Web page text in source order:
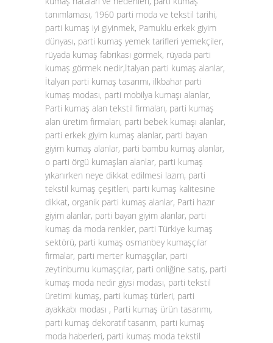
tanımlaması, 1960 parti moda ve tekstil tarihi,
parti kumaş iyi giyinmek, Pamuklu erkek giyim
dünyası, parti kumaş yemek tarifleri yemekçiler,
rüyada kumaş fabrikası görmek, rüyada parti
kumaş görmek nedir,İtalyan parti kumaş alanlar,
İtalyan parti kumaş tasarımı, ilkbahar parti
kumaş modası, parti mobilya kumaşı alanlar,
Parti kumaş alan tekstil firmaları, parti kumaş
alan üretim firmaları, parti bebek kumaşı alanlar,
parti erkek giyim kumaş alanlar, parti bayan
giyim kumaş alanlar, parti bambu kumaş alanlar,
o parti örgü kumaşları alanlar, parti kumaş
yıkanırken neye dikkat edilmesi lazım, parti
tekstil kumaş çeşitleri, parti kumaş kalitesine
dikkat, organik parti kumaş alanlar, Parti hazır
giyim alanlar, parti bayan giyim alanlar, parti
kumaş da moda renkler, parti Türkiye kumaş
sektörü, parti kumaş osmanbey kumaşçılar
firmalar, parti merter kumaşçılar, parti
zeytinburnu kumaşçılar, parti onliğine satış, parti
kumaş moda nedir giysi modası, parti tekstil
üretimi kumaş, parti kumaş türleri, parti
ayakkabı modası , Parti kumaş ürün tasarımı,
parti kumaş dekoratif tasarım, parti kumaş
moda haberleri, parti kumaş moda tekstil